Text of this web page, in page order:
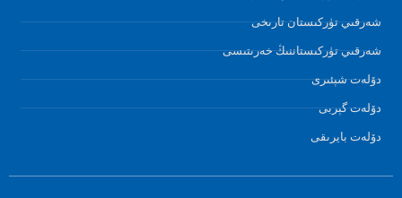
شەرقىي تۈركىستان تارىخى
شەرقىي تۈركىستاننىڭ خەرىتىسى
دۆلەت شېئىرى
دۆلەت گېربى
دۆلەت بايرىقى